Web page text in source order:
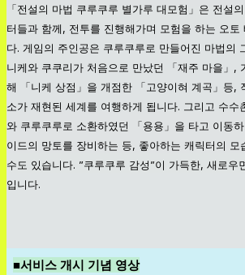
「전설의 마법 쿠루쿠루 별가루 대모험」은 전설
터들과 함께, 전투를 진행해가며 모험을 하는 오토
다. 게임의 주인공은 쿠루쿠루로 만들어진 마법의
니케와 쿠쿠리가 처음으로 만났던 「재주 마을」,
해 「니케 상점」을 개점한 「고양이혀 계곡」등,
소가 재현된 세계를 여행하게 됩니다. 그리고 수수
와 쿠루쿠루로 소환하였던 「용용」을 타고 이동
이드의 망토를 장비하는 등, 좋아하는 캐릭터의 모
수도 있습니다. ”쿠루쿠루 감성”이 가득한, 새로우
입니다.
■서비스 개시 기념 영상